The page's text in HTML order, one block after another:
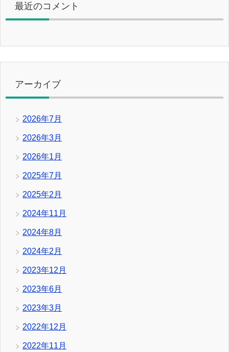
最近のコメント
アーカイブ
2026年7月
2026年3月
2026年1月
2025年7月
2025年2月
2024年11月
2024年8月
2024年2月
2023年12月
2023年6月
2023年3月
2022年12月
2022年11月